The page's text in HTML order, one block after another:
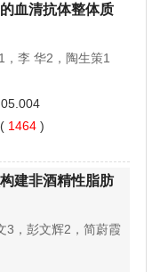
血清抗体整体质
，李 华2，陶生策1
1464 )
建非酒精性脂肪
3，彭文辉2，简蔚霞